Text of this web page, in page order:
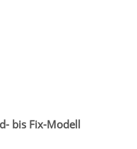
bis Fix-Modell